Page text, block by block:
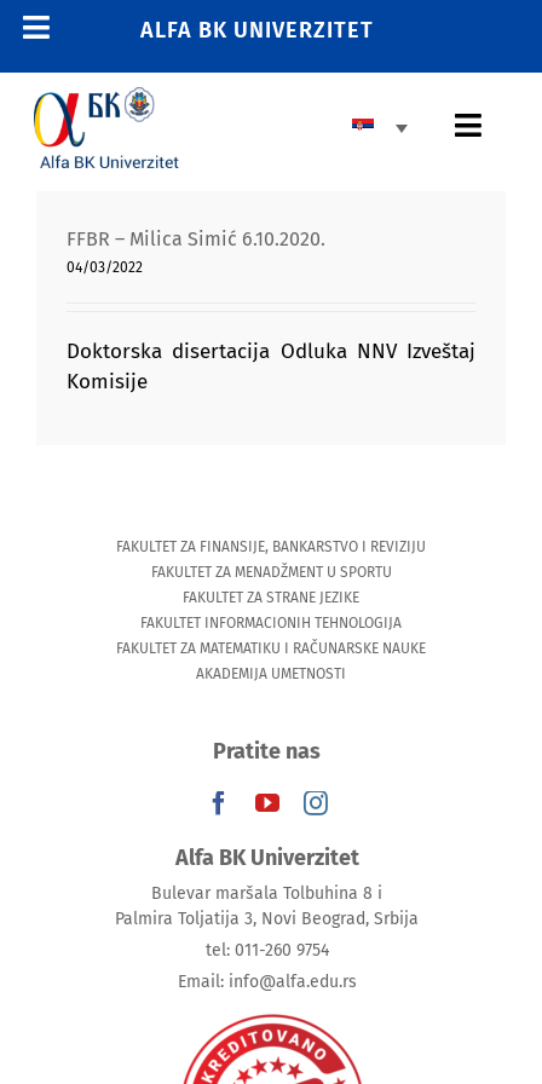
Skip
content
Toggle
Navigation
POČETNA
E-STUDENT
E-ZAPOSLENI
info@alfa.edu.rs
ALFA BK UNIVERZITET
MASTER STUDIJE
DOKTORSKE STUDIJE
FFBR – Milica Simić 6.10.2020.
04/03/2022
Doktorska disertacija Odluka NNV Izveštaj
Komisije
FAKULTET ZA FINANSIJE, BANKARSTVO I REVIZIJU
FAKULTET ZA MENADŽMENT U SPORTU
FAKULTET ZA STRANE JEZIKE
FAKULTET INFORMACIONIH TEHNOLOGIJA
FAKULTET ZA MATEMATIKU I RAČUNARSKE NAUKE
AKADEMIJA UMETNOSTI
Pratite nas
Alfa BK Univerzitet
Bulevar maršala Tolbuhina 8 i
Palmira Toljatija 3, Novi Beograd, Srbija
tel: 011-260 9754
Email: info@alfa.edu.rs